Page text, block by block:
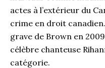
actes à l’extérieur du
crime en droit
grave de Brown en
célèbre chanteuse
catégorie.